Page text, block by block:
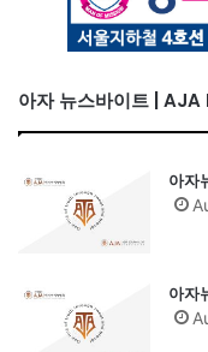
아자 뉴스바이트 |
아자
아자